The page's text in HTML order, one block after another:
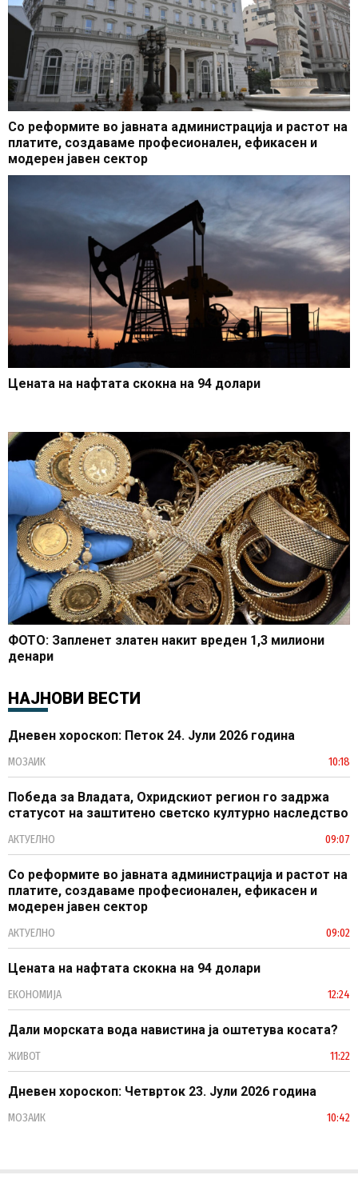
Со реформите во јавната администрација и растот на
платите, создаваме професионален, ефикасен и
модерен јавен сектор
Цената на нафтата скокна на 94 долари
ФОТО: Запленет златен накит вреден 1,3 милиони
денари
НАЈНОВИ ВЕСТИ
Дневен хороскоп: Петок 24. Јули 2026 година
МОЗАИК 10:18
Победа за Владата, Охридскиот регион го задржа
статусот на заштитено светско културно наследство
АКТУЕЛНО 09:07
Со реформите во јавната администрација и растот на
платите, создаваме професионален, ефикасен и
модерен јавен сектор
АКТУЕЛНО 09:02
Цената на нафтата скокна на 94 долари
ЕКОНОМИЈА 12:24
Дали морската вода навистина ја оштетува косата?
ЖИВОТ 11:22
Дневен хороскоп: Четврток 23. Јули 2026 година
МОЗАИК 10:42